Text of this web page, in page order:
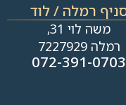
רמלה / לוד
משה לוי 31,
רמלה 7227929
072-391-0703